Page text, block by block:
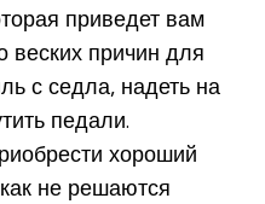
приведет вам
веских причин для
с седла, надеть на
педали.
хороший
не решаются